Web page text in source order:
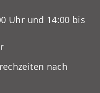
Uhr und 14:00 bis
nach